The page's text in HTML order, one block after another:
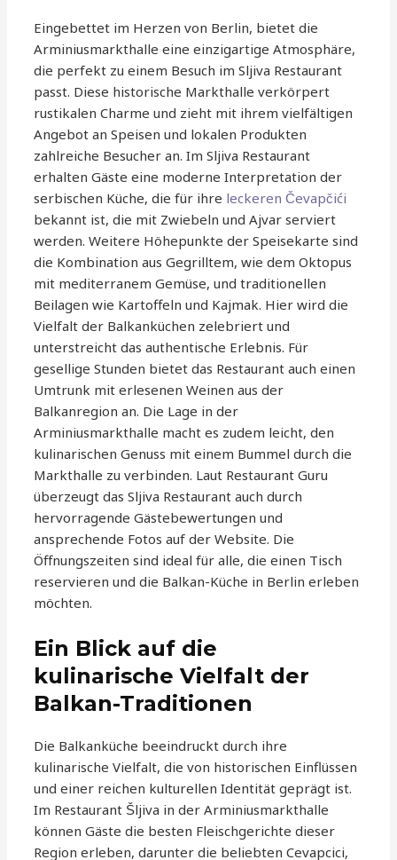
Eingebettet im Herzen von Berlin, bietet die
Arminiusmarkthalle eine einzigartige Atmosphäre,
die perfekt zu einem Besuch im Sljiva Restaurant
passt. Diese historische Markthalle verkörpert
rustikalen Charme und zieht mit ihrem vielfältigen
Angebot an Speisen und lokalen Produkten
zahlreiche Besucher an. Im Sljiva Restaurant
erhalten Gäste eine moderne Interpretation der
serbischen Küche, die für ihre leckeren Čevapčići
bekannt ist, die mit Zwiebeln und Ajvar serviert
werden. Weitere Höhepunkte der Speisekarte sind
die Kombination aus Gegrilltem, wie dem Oktopus
mit mediterranem Gemüse, und traditionellen
Beilagen wie Kartoffeln und Kajmak. Hier wird die
Vielfalt der Balkanküchen zelebriert und
unterstreicht das authentische Erlebnis. Für
gesellige Stunden bietet das Restaurant auch einen
Umtrunk mit erlesenen Weinen aus der
Balkanregion an. Die Lage in der
Arminiusmarkthalle macht es zudem leicht, den
kulinarischen Genuss mit einem Bummel durch die
Markthalle zu verbinden. Laut Restaurant Guru
überzeugt das Sljiva Restaurant auch durch
hervorragende Gästebewertungen und
ansprechende Fotos auf der Website. Die
Öffnungszeiten sind ideal für alle, die einen Tisch
reservieren und die Balkan-Küche in Berlin erleben
möchten.
Ein Blick auf die
kulinarische Vielfalt der
Balkan-Traditionen
Die Balkanküche beeindruckt durch ihre
kulinarische Vielfalt, die von historischen Einflüssen
und einer reichen kulturellen Identität geprägt ist.
Im Restaurant Šljiva in der Arminiusmarkthalle
können Gäste die besten Fleischgerichte dieser
Region erleben, darunter die beliebten Cevapcici,